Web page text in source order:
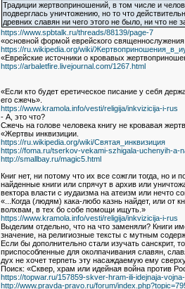
Традиции жертвоприношений, в том числе и
подверглась уничтожению, но то что
древних славян ни чего этого не было, ни что не
https://www.spbtalk.ru/threads/88139/page-7
«основной формой еврейского
https://ru.wikipedia.org/wiki/
«Еврейские источники о кровавых
https://arbaletfire.livejournal.com/1267.html
«Если кто будет еретическое писание у себя
его сжечь».
https://www.kramola.info/vesti/religija/inkvizicija-i-rus
- А, это что?
Сжечь на голове человека книгу не кровавая
«Жертвы инквизиции.
https://ru.wikipedia.org/wiki/Святая_инквизиция
https://foma.ru/tserkov-vekami-szhigala-uchenyih-a-
http://smallbay.ru/magic5.html
Книг нет, ни потому что их все сожгли тогда, но
найденные книги или спрячут в архив или
вектора власти с иудаизма на атеизм или нечто
«...Когда (людям) кака-любо казнь найдет, или от
волхвам, в тех бо собе помощи ищуть.»
https://www.kramola.info/vesti/religija/inkvizicija-i-rus
Выделим отдельно, что на что заменяли? Книги
значение, на религиозные тексты с мутным
Если бы дополнительно стали изучать санскрит,
приспособленные для околпачивания славян,
дух не хочет терпеть эту насаждаемую ему
Поиск: «Сквер, храм или идейная война против
https://topwar.ru/157859-skver-hram-ili-idejnaja-
http://www.pravda-pravo.ru/forum/